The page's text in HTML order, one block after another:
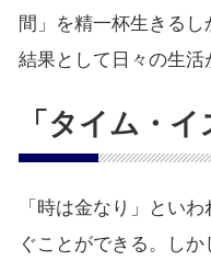
間」を精一杯生きるし
結果として日々の生活
「タイム・イ
「時は金なり」とい
ぐことができる。し